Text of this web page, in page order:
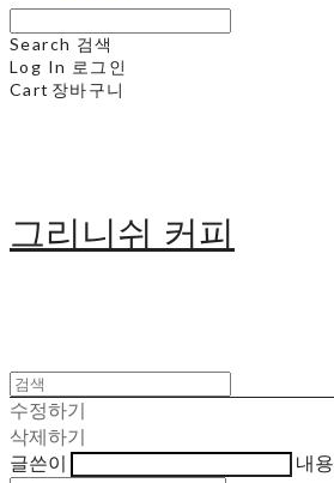
Search 검색
Log In 로그인
Cart 장바구니
그리니쉬 커피
수정하기
삭제하기
글쓴이
내용